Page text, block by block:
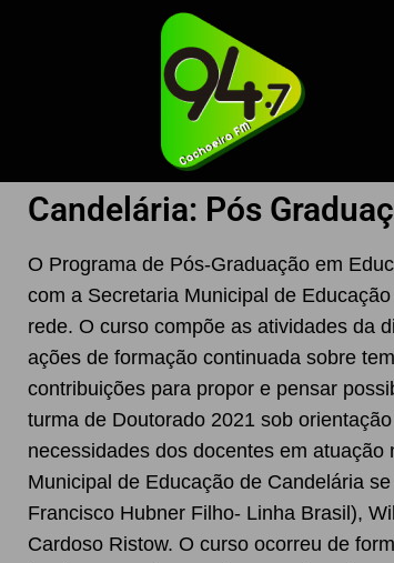
Candelária: Pós
O Programa de Pós-Graduação em
com a Secretaria Municipal de
rede. O curso compõe as atividades da
ações de formação continuada sobre
contribuições para propor e pensar
turma de Doutorado 2021 sob
necessidades dos docentes em
Municipal de Educação de Candelária
Francisco Hubner Filho- Linha Brasil),
Cardoso Ristow. O curso ocorreu de